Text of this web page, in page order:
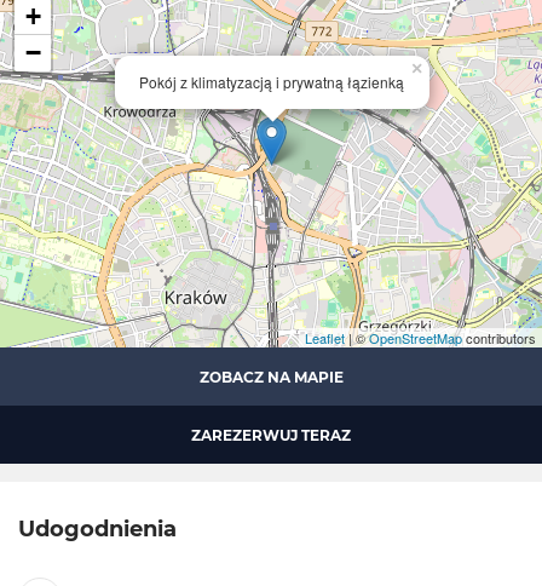
Pokój z klimatyzacją i prywatną łązienką
×
+
−
Leaflet| ©OpenStreetMapcontributors
ZOBACZ NA MAPIE
ZAREZERWUJ TERAZ
Udogodnienia